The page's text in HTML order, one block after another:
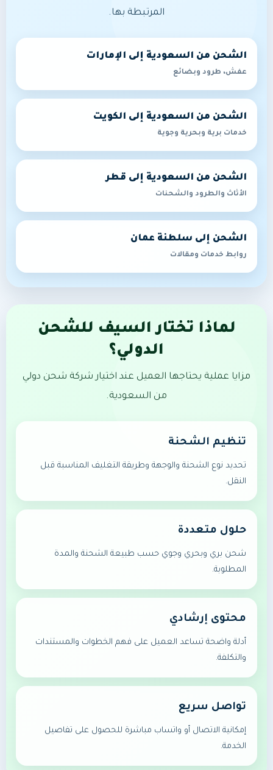
المرتبطة بها.
الشحن من السعودية إلى الإمارات
عفش، طرود وبضائع
الشحن من السعودية إلى الكويت
خدمات برية وبحرية وجوية
الشحن من السعودية إلى قطر
الأثاث والطرود والشحنات
الشحن إلى سلطنة عمان
روابط خدمات ومقالات
لماذا تختار السيف للشحن
الدولي؟
مزايا عملية يحتاجها العميل عند اختيار شركة شحن دولي
من السعودية.
تنظيم الشحنة
تحديد نوع الشحنة والوجهة وطريقة التغليف المناسبة قبل
النقل.
حلول متعددة
شحن بري وبحري وجوي حسب طبيعة الشحنة والمدة
المطلوبة.
محتوى إرشادي
أدلة واضحة تساعد العميل على فهم الخطوات والمستندات
والتكلفة.
تواصل سريع
إمكانية الاتصال أو واتساب مباشرة للحصول على تفاصيل
الخدمة.